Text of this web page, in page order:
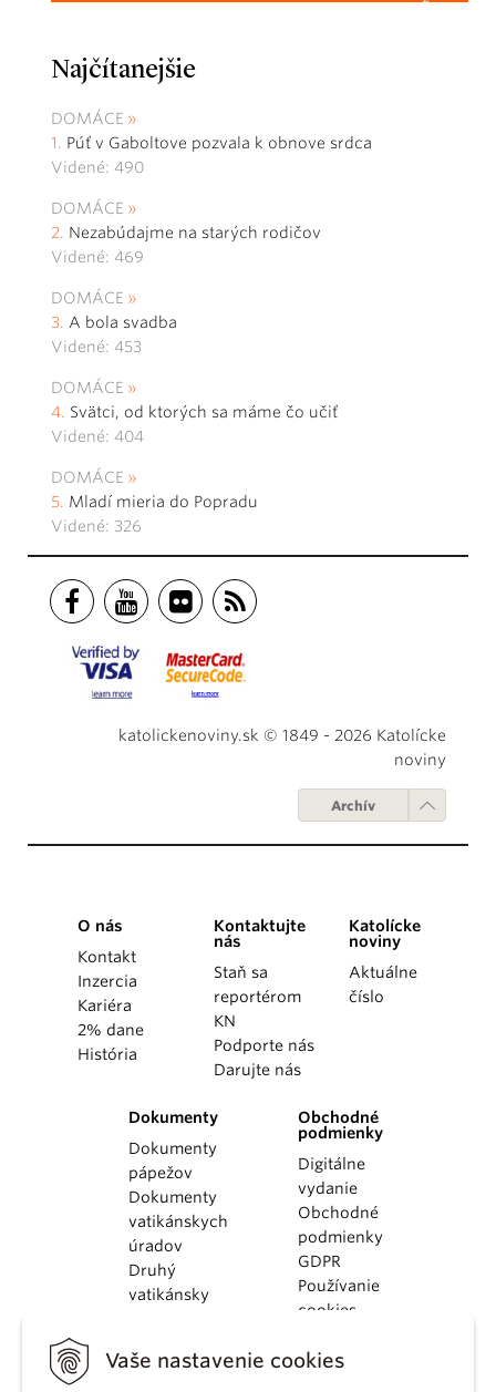
Vaše nastavenie cookies
Najčítanejšie
DOMÁCE
Púť v Gaboltove pozvala k obnove srdca
Videné: 490
DOMÁCE
Nezabúdajme na starých rodičov
Videné: 469
DOMÁCE
A bola svadba
Videné: 453
DOMÁCE
Svätci, od ktorých sa máme čo učiť
Videné: 404
DOMÁCE
Mladí mieria do Popradu
Videné: 326
katolickenoviny.sk © 1849 - 2026 Katolícke
noviny
Archív
O nás
Kontakt
Inzercia
Kariéra
2% dane
História
Kontaktujte
nás
Staň sa
reportérom
KN
Podporte nás
Darujte nás
Katolícke
noviny
Aktuálne
číslo
Dokumenty
Dokumenty
pápežov
Dokumenty
vatikánskych
úradov
Druhý
vatikánsky
KBS
Obchodné
podmienky
Digitálne
vydanie
Obchodné
podmienky
GDPR
Používanie
cookies